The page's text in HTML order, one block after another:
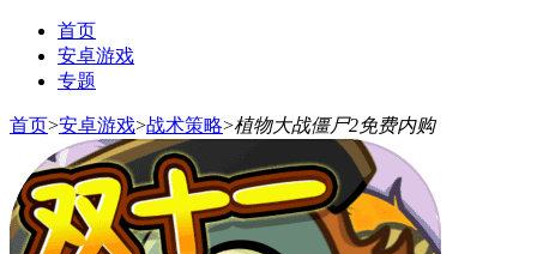
首页
安卓游戏
专题
首页>安卓游戏>战术策略>植物大战僵尸2免费内购